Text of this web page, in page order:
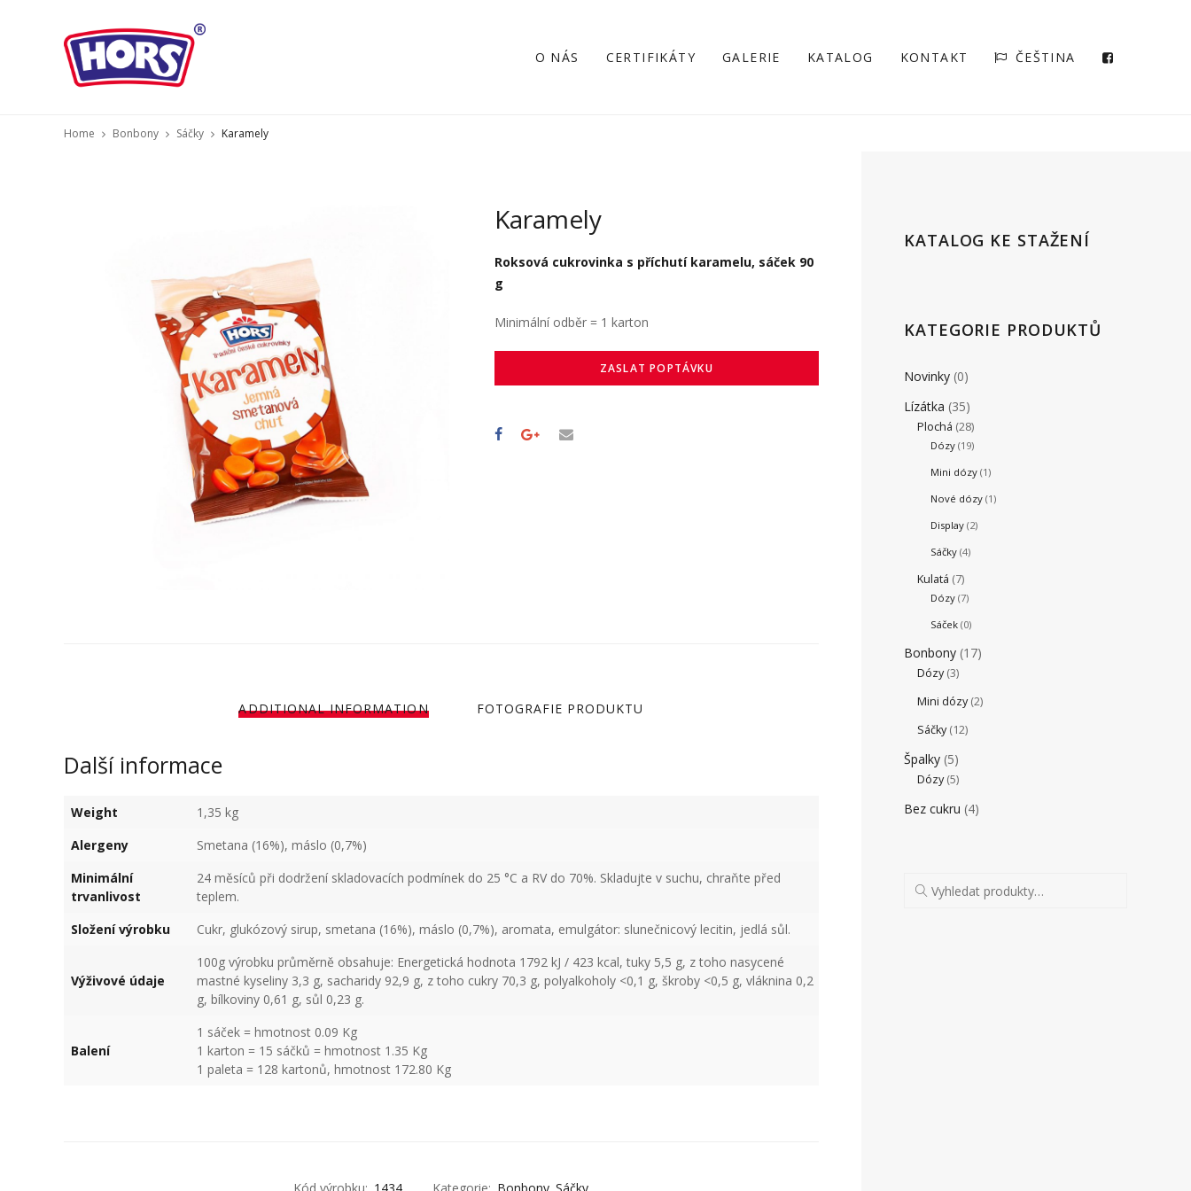
O NÁS CERTIFIKÁTY GALERIE KATALOG KONTAKT ČEŠTINA
Home Bonbony Sáčky Karamely
Karamely
Roksová cukrovinka s příchutí karamelu, sáček 90
g
Minimální odběr = 1 karton
ZASLAT POPTÁVKU
ADDITIONAL INFORMATION FOTOGRAFIE PRODUKTU
Další informace
Weight
1,35 kg
Alergeny
Smetana (16%), máslo (0,7%)
Minimální
trvanlivost
24 měsíců při dodržení skladovacích podmínek do 25 °C a RV do 70%. Skladujte v suchu, chraňte před
teplem.
Složení výrobku
Cukr, glukózový sirup, smetana (16%), máslo (0,7%), aromata, emulgátor: slunečnicový lecitin, jedlá sůl.
Výživové údaje
100g výrobku průměrně obsahuje: Energetická hodnota 1792 kJ / 423 kcal, tuky 5,5 g, z toho nasycené
mastné kyseliny 3,3 g, sacharidy 92,9 g, z toho cukry 70,3 g, polyalkoholy <0,1 g, škroby <0,5 g, vláknina 0,2
g, bílkoviny 0,61 g, sůl 0,23 g.
Balení
1 sáček = hmotnost 0.09 Kg
1 karton = 15 sáčků = hmotnost 1.35 Kg
1 paleta = 128 kartonů, hmotnost 172.80 Kg
Kód výrobku: 1434 Kategorie: Bonbony Sáčky
KATALOG KE STAŽENÍ
KATEGORIE PRODUKTŮ
Novinky (0)
Lízátka (35)
Plochá (28)
Dózy (19)
Mini dózy (1)
Nové dózy (1)
Display (2)
Sáčky (4)
Kulatá (7)
Dózy (7)
Sáček (0)
Bonbony (17)
Dózy (3)
Mini dózy (2)
Sáčky (12)
Špalky (5)
Dózy (5)
Bez cukru (4)